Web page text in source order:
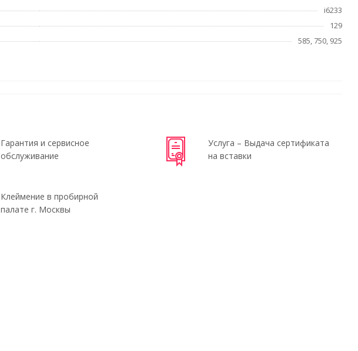
i6233
129
585, 750, 925
Гарантия и сервисное
обслуживание
Услуга – Выдача сертификата
на вставки
Клеймение в пробирной
палате г. Москвы